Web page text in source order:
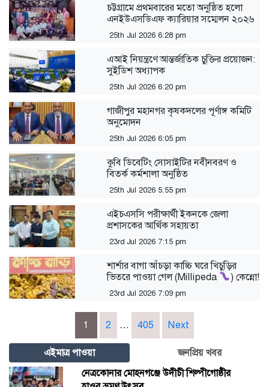
‎চট্টগ্রামে প্রথমবারের মতো অনুষ্ঠিত হলো
এনইউএসডিএফ ক্যারিয়ার সম্মেলন ২০২৬
25th Jul 2026 6:28 pm
এআই নিয়ন্ত্রণে আন্তর্জাতিক চুক্তির প্রয়োজন:
সুইডিশ অধ্যাপক
25th Jul 2026 6:20 pm
গাজীপুর মহানগর কৃষকদলের পূর্ণাঙ্গ কমিটি
অনুমোদন
25th Jul 2026 6:05 pm
কুবি ডিবেটিং সোসাইটির নবীনবরণ ও
বিতর্ক কর্মশালা অনুষ্ঠিত
25th Jul 2026 5:55 pm
এইচএসসি পরীক্ষার্থী ইকনকে জেলা
প্রশাসকের আর্থিক সহায়তা
23rd Jul 2026 7:15 pm
শার্শার বাগা আঁচড়া কাচ্চি ঘরে খিচুড়ির
ভিতরে পাওয়া গেল (Millipeda
) কেন্নো!
23rd Jul 2026 7:09 pm
pagination
1 2 … 405 Next
এইমাত্র পাওয়া
জনপ্রিয় খবর
নেত্রকোনার মোহনগঞ্জে উদীচী শিল্পীগোষ্ঠীর